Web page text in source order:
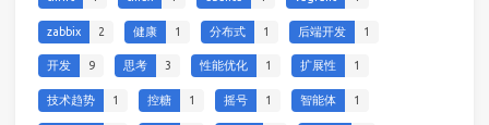
zabbix 2 健康 1 分布式 1 后端开发 1
开发 9 思考 3 性能优化 1 扩展性 1
技术趋势 1 控糖 1 摇号 1 智能体 1